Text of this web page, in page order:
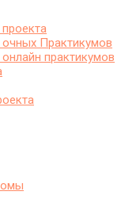
очных Практикумов
практикумов